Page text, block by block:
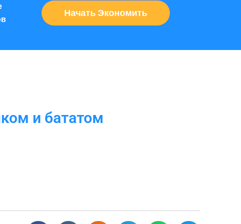
Начать Экономить
и бататом